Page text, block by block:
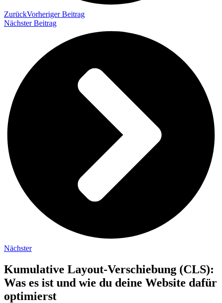
ZurückVorheriger Beitrag
Nächster Beitrag
Nächster
Kumulative Layout-Verschiebung (CLS):
Was es ist und wie du deine Website dafür
optimierst